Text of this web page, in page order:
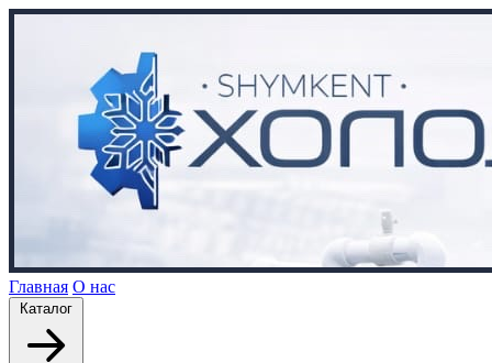
Главная О нас
Каталог